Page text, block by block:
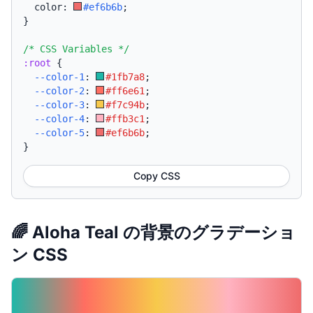
  color:
#ef6b6b;
}
/* CSS Variables */
:root {
--color-1 : #1fb7a8;
--color-2 : #ff6e61 ;
--color-3: #f7c94b;
--color-4: #ffb3c1 ;
--color-5: #ef6b6b;
}
Copy CSS
🌈 Aloha Teal の背景のグラデーショ
ン CSS